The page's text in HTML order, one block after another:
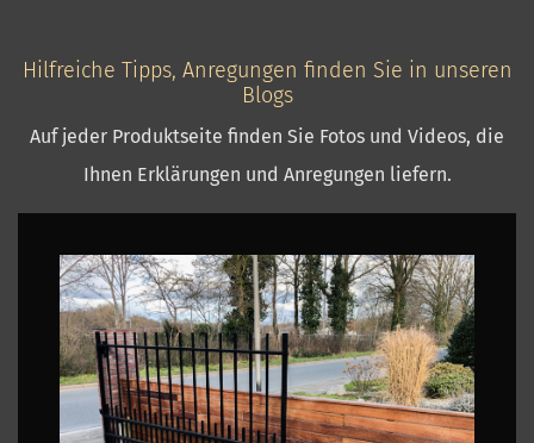
Hilfreiche Tipps, Anregungen finden Sie in unseren
Blogs
Auf jeder Produktseite finden Sie Fotos und Videos, die
Ihnen Erklärungen und Anregungen liefern.